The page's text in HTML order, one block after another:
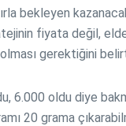
bekleyen
fiyata değil,
gerektiğini
6.000 oldu diye
20 grama